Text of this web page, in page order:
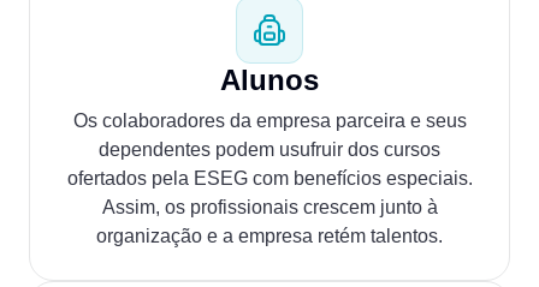
Alunos
Os colaboradores da empresa parceira e seus
dependentes podem usufruir dos cursos
ofertados pela ESEG com benefícios especiais.
Assim, os profissionais crescem junto à
organização e a empresa retém talentos.